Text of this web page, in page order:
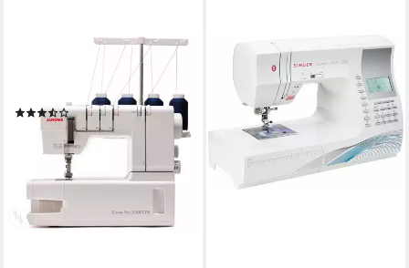
Coverstich-Nähmaschine
Cover Pro 2000 CPX
(3)
ab 594,00 € UVP
lieferbar - in 2-3 Werktagen bei dir